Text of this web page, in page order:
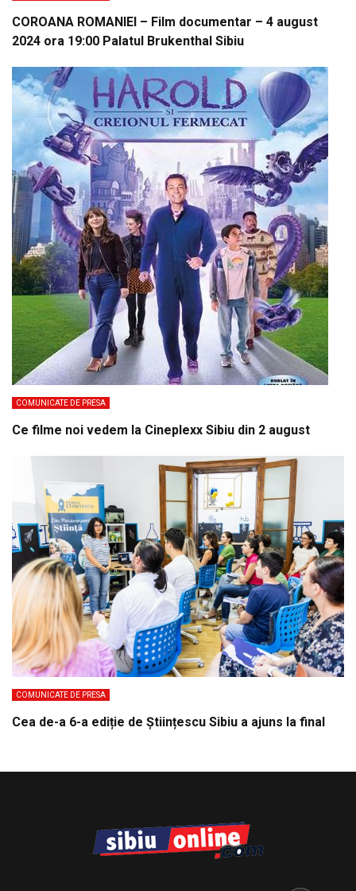
COROANA ROMANIEI – Film documentar – 4 august
2024 ora 19:00 Palatul Brukenthal Sibiu
COMUNICATE DE PRESA
Ce filme noi vedem la Cineplexx Sibiu din 2 august
COMUNICATE DE PRESA
Cea de-a 6-a ediție de Științescu Sibiu a ajuns la final